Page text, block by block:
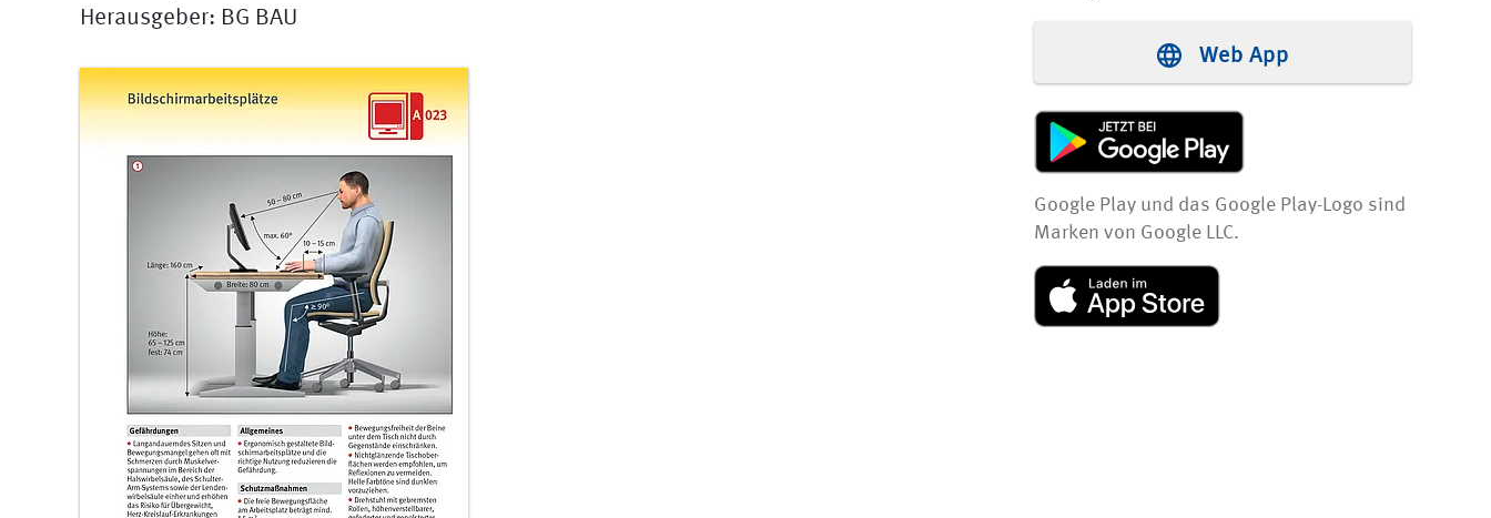
Herausgeber: BG BAU
Web App
Google Play und das Google Play-Logo sind
Marken von Google LLC.